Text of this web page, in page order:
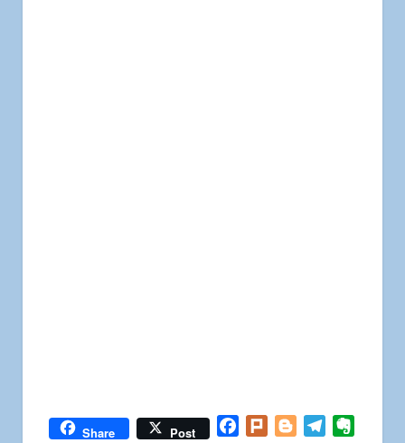
Share Post Facebook
Plurk BloggerTelegram